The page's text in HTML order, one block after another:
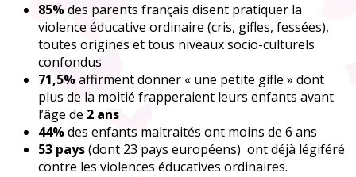
85%des parents français disent pratiquer la
violence éducative ordinaire (cris, gifles, fessées),
toutes origines et tous niveaux socio-culturels
confondus
71,5%affirment donner « une petite gifle » dont
plus de la moitié frapperaient leurs enfants avant
l’âge de 2 ans
44%des enfants maltraités ont moins de 6 ans
53 pays(dont 23 pays européens) ont déjà légiféré
contre les violences éducatives ordinaires.